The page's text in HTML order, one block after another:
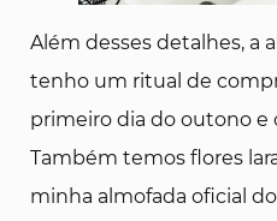
Além desses detalhes, a
tenho um ritual de
primeiro dia do outono e
Também temos flores
minha almofada oficial